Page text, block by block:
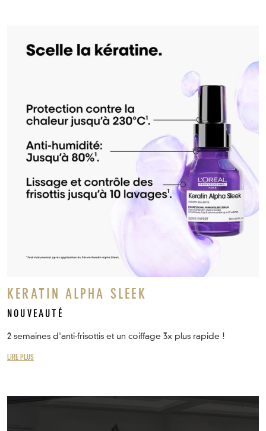
KERATIN ALPHA SLEEK
NOUVEAUTÉ
2 semaines d'anti-frisottis et un coiffage 3x plus rapide !
LIRE PLUS